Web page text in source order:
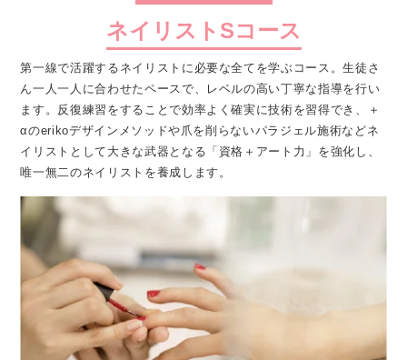
ネイリストSコース
第一線で活躍するネイリストに必要な全てを学ぶコース。生徒さ
ん一人一人に合わせたペースで、レベルの高い丁寧な指導を行い
ます。反復練習をすることで効率よく確実に技術を習得でき、＋
αのerikoデザインメソッドや爪を削らないパラジェル施術などネ
イリストとして大きな武器となる「資格＋アート力」を強化し、
唯一無二のネイリストを養成します。